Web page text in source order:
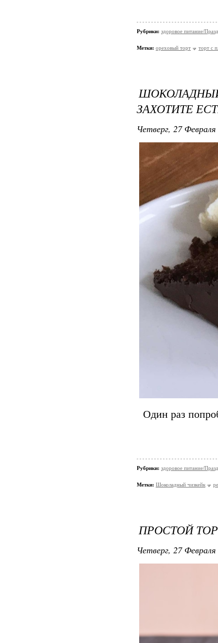
Рубрики: здоровое питание/
Метки: ореховый торт торт с
ЗАХОТИТЕ
Четверг, 27
Один раз
Рубрики: здоровое питание/
Метки: Шоколадный чизкейк
ПРОСТОЙ
Четверг, 27